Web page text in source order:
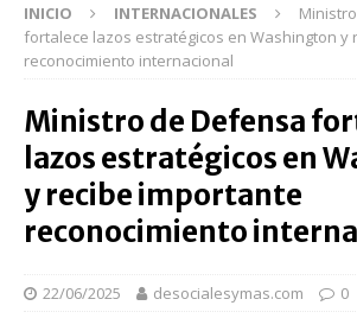
INICIO INTERNACIONALES
fortalece lazos estratégicos en Washington y
reconocimiento internacional
Ministro de Defensa
lazos estratégicos en
y recibe importante
reconocimiento
22/06/2025 desocialesymas.com 0